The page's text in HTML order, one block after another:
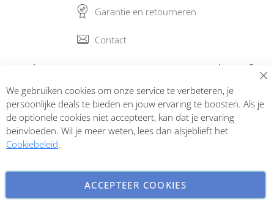
Garantie en retourneren
Contact
Abonneer op onze nieuwsbrief
Inschrijven
We gebruiken cookies om onze service te verbeteren, je
persoonlijke deals te bieden en jouw ervaring te boosten. Als je
de optionele cookies niet accepteert, kan dat je ervaring
beïnvloeden. Wil je meer weten, lees dan alsjeblieft het
Cookiebeleid.
ACCEPTEER COOKIES